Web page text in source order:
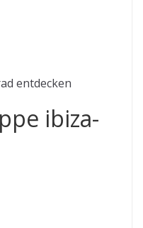
entdecken
ibiza-